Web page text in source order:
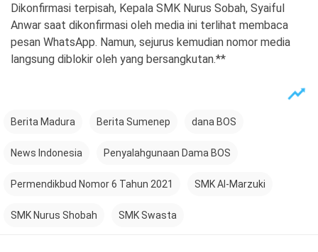
Dikonfirmasi terpisah, Kepala SMK Nurus Sobah, Syaiful
Anwar saat dikonfirmasi oleh media ini terlihat membaca
pesan WhatsApp. Namun, sejurus kemudian nomor media
langsung diblokir oleh yang bersangkutan.**
Berita Madura Berita Sumenep dana BOS
News Indonesia Penyalahgunaan Dama BOS
Permendikbud Nomor 6 Tahun 2021 SMK Al-Marzuki
SMK Nurus Shobah SMK Swasta